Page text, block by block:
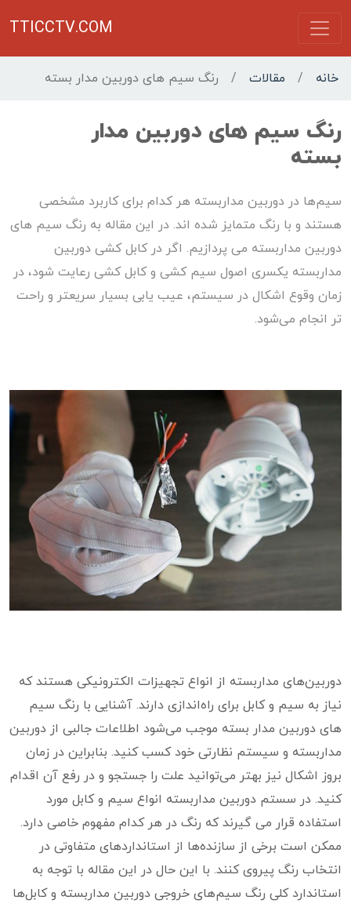
TTICCTV.COM
خانه / مقالات / رنگ سیم های دوربین مدار بسته
رنگ سیم های دوربین مدار
بسته
سیم‌ها در دوربین مداربسته هر کدام برای کاربرد مشخصی
هستند و با رنگ متمایز شده اند. در این مقاله به رنگ سیم های
دوربین مداربسته می پردازیم. اگر در کابل کشی دوربین
مداربسته یکسری اصول سیم کشی و کابل کشی رعایت شود، در
زمان وقوع اشکال در سیستم، عیب یابی بسیار سریعتر و راحت
تر انجام می‌شود.
دوربین‌های مداربسته از انواع تجهیزات الکترونیکی هستند که
نیاز به سیم و کابل برای راه‌اندازی دارند. آشنایی با رنگ سیم
های دوربین مدار بسته موجب می‌شود اطلاعات جالبی از دوربین
مداربسته و سیستم نظارتی خود کسب کنید. بنابراین در زمان
بروز اشکال نیز بهتر می‌توانید علت را جستجو و در رفع آن اقدام
کنید. در سستم دوربین مداربسته انواع سیم و کابل مورد
استفاده قرار می گیرند که رنگ در هر کدام مفهوم خاصی دارد.
ممکن است برخی از سازنده‌ها از استانداردهای متفاوتی در
انتخاب رنگ پیروی کنند. با این حال در این مقاله با توجه به
استاندارد کلی رنگ سیم‌های خروجی دوربین مداربسته و کابل‌ها